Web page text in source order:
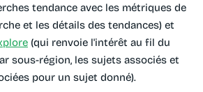
tendance avec les métriques de
et les détails des tendances) et
(qui renvoie l'intérêt au fil du
sous-région, les sujets associés et
pour un sujet donné).